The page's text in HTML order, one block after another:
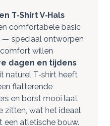
T‑Shirt V‑Hals
comfortabele basic
— speciaal ontworpen
willen
dagen en tijdens
naturel T‑shirt heeft
flatterende
en borst mooi laat
zitten, wat het ideaal
een atletische bouw.